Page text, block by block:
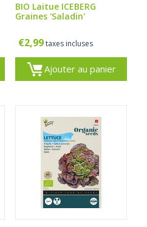
BIO Laitue ICEBERG
Graines 'Saladin'
€2,99 taxes incluses
Ajouter au panier